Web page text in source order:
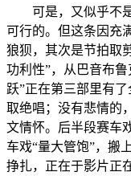
可是，又似乎不是
可行的。但这条因充
狼狈，其次是节拍取
功利性”，从巴音布
跃”正在第三部里有
取绝唱；没有悲情的
文情怀。后半段赛车
车戏“量大管饱”，搬
挣扎，正在于影片正